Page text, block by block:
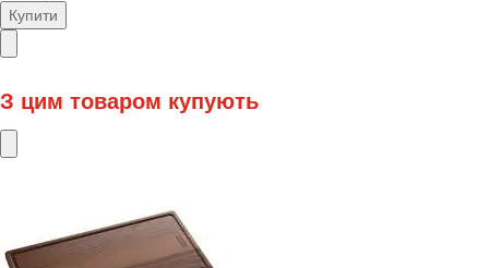
Купити
З цим товаром купують